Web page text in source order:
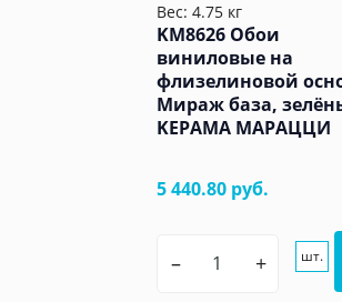
Вес: 4.75 кг
KM8626 Обои
виниловые на
флизелиновой
Мираж база,
KЕРАМА МАРАЦЦИ
5 440.80 руб.
– + шт.